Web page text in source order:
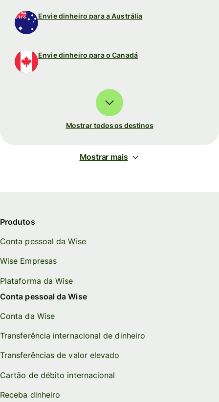
Envie dinheiro para a Austrália
Envie dinheiro para o Canadá
Mostrar todos os destinos
Mostrar mais
Produtos
Conta pessoal da Wise
Wise Empresas
Plataforma da Wise
Conta pessoal da Wise
Conta da Wise
Transferência internacional de dinheiro
Transferências de valor elevado
Cartão de débito internacional
Receba dinheiro